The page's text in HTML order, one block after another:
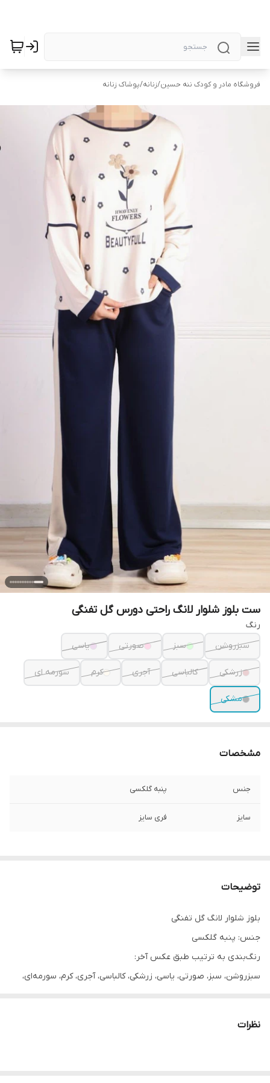
فروشگاه مادر و کودک ننه حسین/زنانه/پوشاک زنانه
ست بلوز شلوار لانگ راحتی دورس گل تفنگی
رنگ
سبزروشن
سبز صورتی یاسی
زرشکی کالباسی آجری کرم سورمه ای
مشکی
مشخصات
جنس پنبه گلکسی
سایز فری سایز
توضیحات
بلوز شلوار لانگ گل تفنگی
جنس: پنبه گلکسی
رنگ‌بندی به ترتیب طبق عکس آخر:
سبزروشن، سبز، صورتی، یاسی، زرشکی، کالباسی، آجری، کرم، سورمه‌ای،
نظرات